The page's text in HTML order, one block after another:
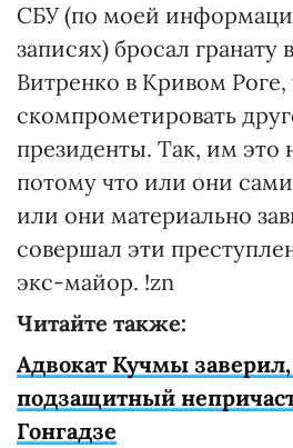
СБУ (по моей
записях) бросал гранату
Витренко в Кривом Роге,
скомпрометировать
президенты. Так, им это
потому что или они
или они материально
совершал эти
экс-майор. !zn
Читайте также:
Адвокат Кучмы заверил,
подзащитный
Гонгадзе